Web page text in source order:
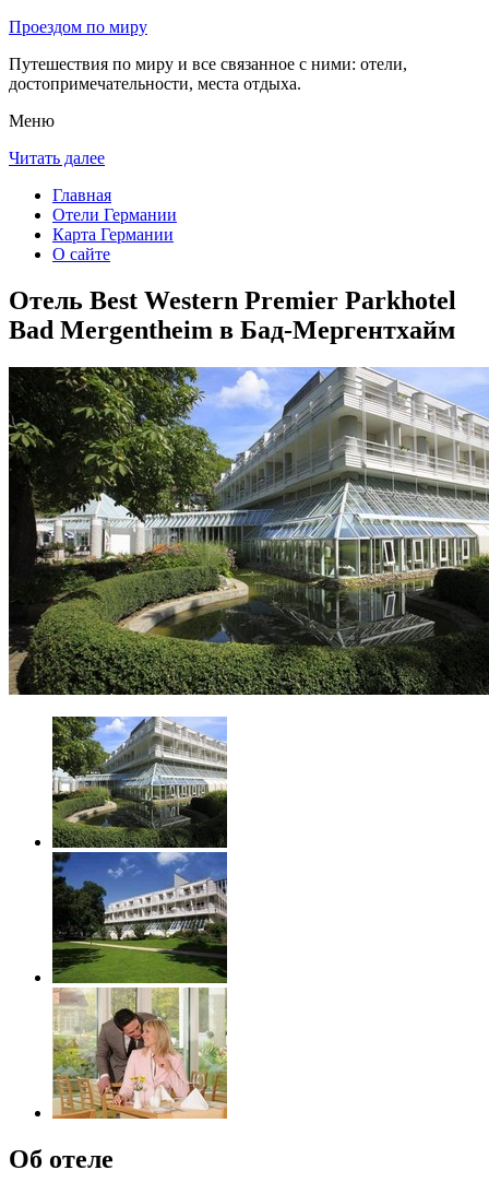
Проездом по миру
Путешествия по миру и все связанное с ними: отели,
достопримечательности, места отдыха.
Меню
Читать далее
Главная
Отели Германии
Карта Германии
О сайте
Отель Best Western Premier Parkhotel
Bad Mergentheim в Бад-Мергентхайм
Об отеле